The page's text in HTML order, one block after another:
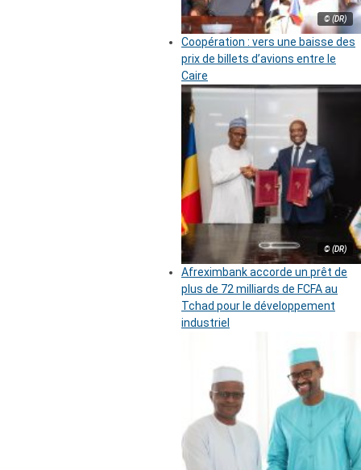
© (DR)
Coopération : vers une baisse des
prix de billets d’avions entre le
Caire
© (DR)
Afreximbank accorde un prêt de
plus de 72 milliards de FCFA au
Tchad pour le développement
industriel